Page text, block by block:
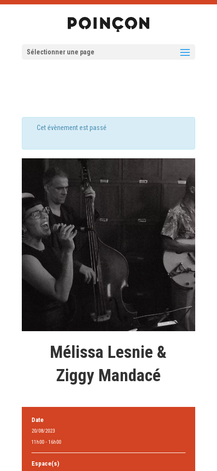
Sélectionner une page
Cet évènement est passé
Mélissa Lesnie &
Ziggy Mandacé
Date
20/08/2023
11h00 - 16h00
Espace(s)